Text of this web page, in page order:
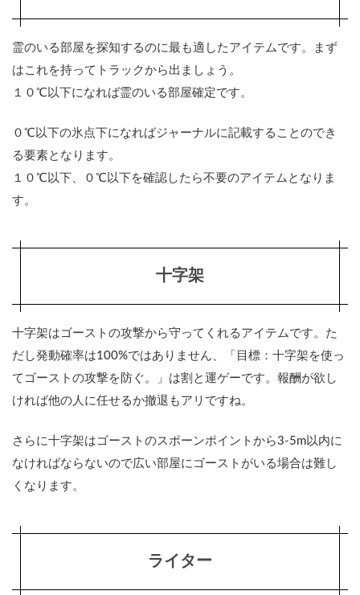
霊のいる部屋を探知するのに最も適したアイテムです。まず
はこれを持ってトラックから出ましょう。
１０℃以下になれば霊のいる部屋確定です。
０℃以下の氷点下になればジャーナルに記載することのでき
る要素となります。
１０℃以下、０℃以下を確認したら不要のアイテムとなりま
す。
十字架
十字架はゴーストの攻撃から守ってくれるアイテムです。た
だし発動確率は100%ではありません、「目標：十字架を使っ
てゴーストの攻撃を防ぐ。」は割と運ゲーです。報酬が欲し
ければ他の人に任せるか撤退もアリですね。
さらに十字架はゴーストのスポーンポイントから3-5m以内に
なければならないので広い部屋にゴーストがいる場合は難し
くなります。
ライター